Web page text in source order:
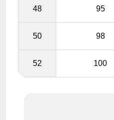
48 95
50 98
52 100